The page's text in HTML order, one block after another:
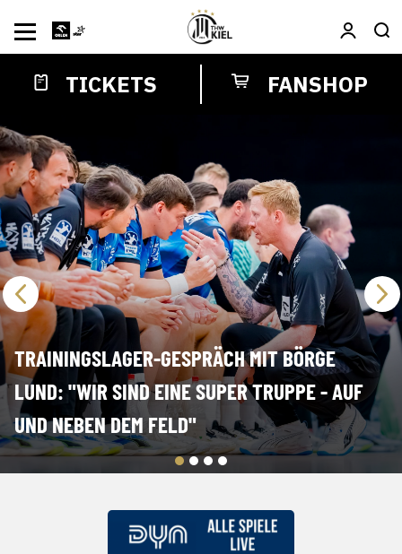
TICKETS FANSHOP
TRAININGSLAGER-GESPRÄCH MIT BÖRGE
LUND: "WIR SIND EINE SUPER TRUPPE - AUF
UND NEBEN DEM FELD"